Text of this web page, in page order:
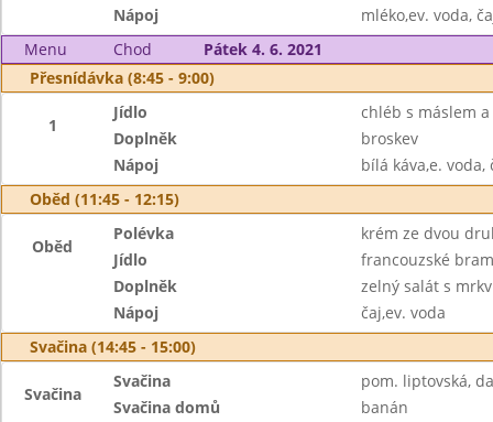
Nápoj
mléko,ev. voda,
Menu
Chod
Pátek 4. 6. 2021
Přesnídávka (8:45 - 9:00)
1
Jídlo
chléb s máslem
Doplněk
broskev
Nápoj
bílá káva,e. voda,
Oběd (11:45 - 12:15)
Oběd
Polévka
krém ze dvou
Jídlo
francouzské
Doplněk
zelný salát s
Nápoj
čaj,ev. voda
Svačina (14:45 - 15:00)
Svačina
Svačina
pom. liptovská,
Svačina domů
banán